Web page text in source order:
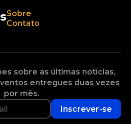
Sobre
Contato
sobre as últimas notícias,
entregues duas vezes
por mês.
Inscrever-se